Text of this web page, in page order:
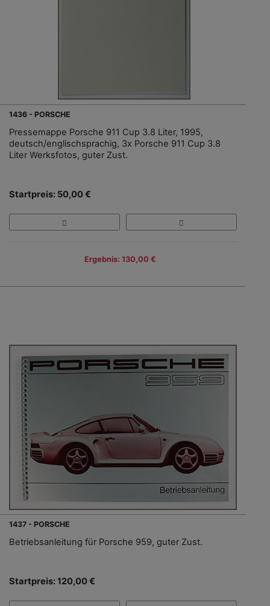
1436 - PORSCHE
Pressemappe Porsche 911 Cup 3.8 Liter, 1995,
deutsch/englischsprachig, 3x Porsche 911 Cup 3.8
Liter Werksfotos, guter Zust.
Startpreis: 50,00 €
Ergebnis: 130,00 €
1437 - PORSCHE
Betriebsanleitung für Porsche 959, guter Zust.
Startpreis: 120,00 €